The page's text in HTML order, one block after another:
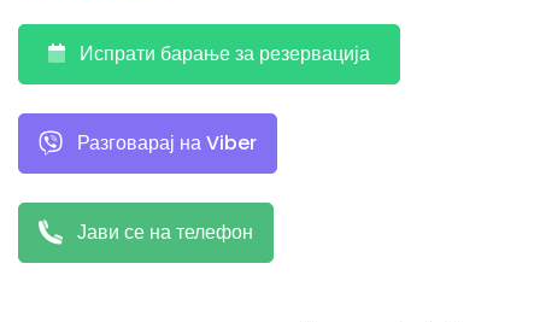
Испрати барање за резервација
Разговарај на Viber
Јави се на телефон